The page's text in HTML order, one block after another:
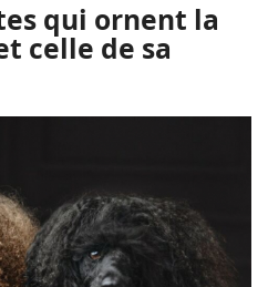
qui ornent la
celle de sa